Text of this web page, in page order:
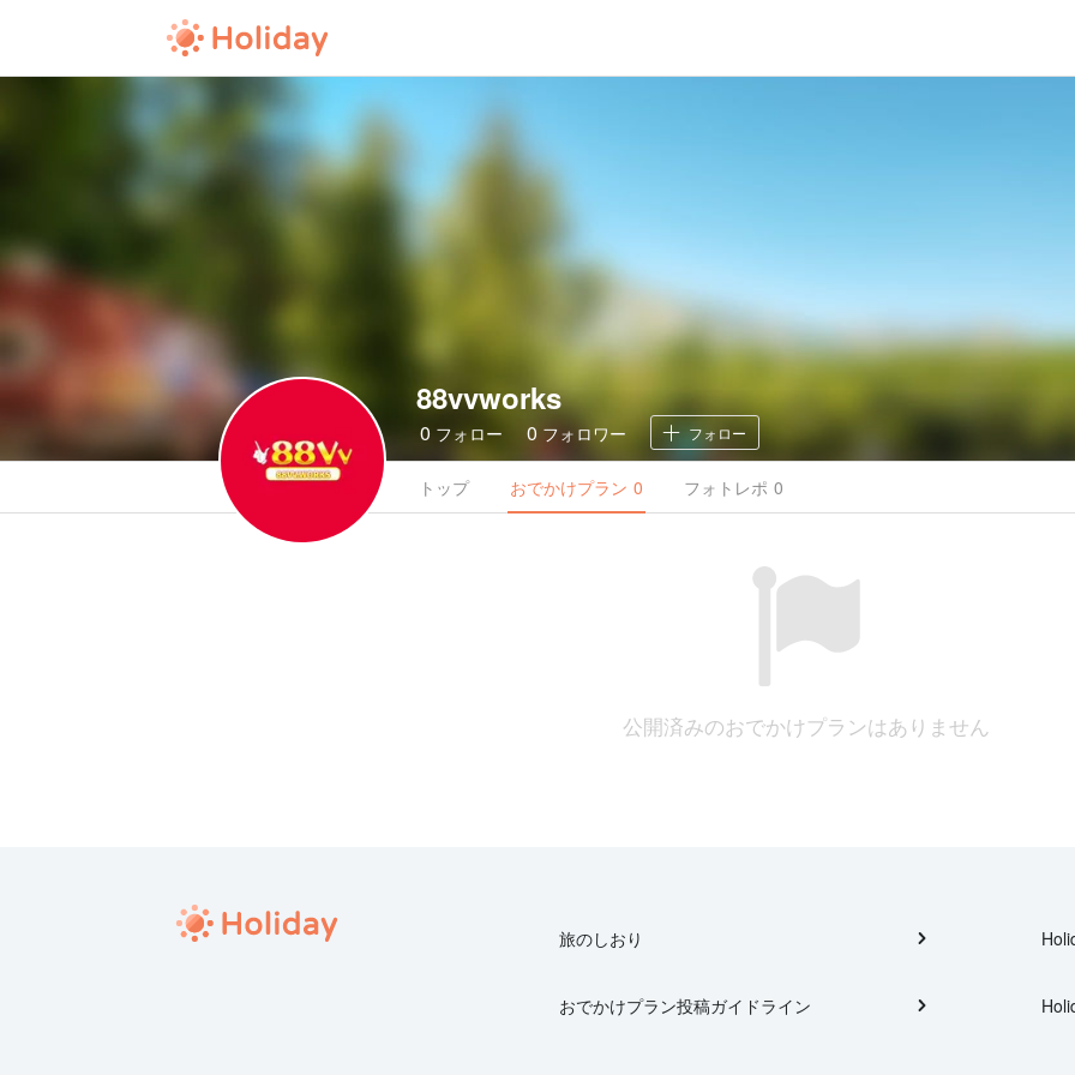
88vvworks
0 フォロー 0 フォロワー フォロー
トップ おでかけプラン 0 フォトレポ 0
公開済みのおでかけプランはありません
旅のしおり
おでかけプラン投稿ガイドライン